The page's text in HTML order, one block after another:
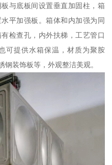
与底板间设置垂直加固柱，箱
平加强板。箱体和内加强为同
检查孔，内外扶梯，工艺管口
可提供水箱保温，材质为聚胺
钢装饰板等，外观整洁美观。